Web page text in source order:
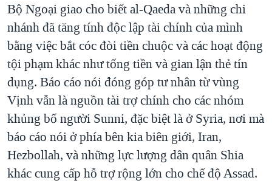
Bộ Ngoại giao cho biết al-Qaeda và những chi
nhánh đã tăng tính độc lập tài chính của mình
bằng việc bắt cóc đòi tiền chuộc và các hoạt động
tội phạm khác như tống tiền và gian lận thẻ tín
dụng. Báo cáo nói đóng góp tư nhân từ vùng
Vịnh vẫn là nguồn tài trợ chính cho các nhóm
khủng bố người Sunni, đặc biệt là ở Syria, nơi mà
báo cáo nói ở phía bên kia biên giới, Iran,
Hezbollah, và những lực lượng dân quân Shia
khác cung cấp hỗ trợ rộng lớn cho chế độ Assad.